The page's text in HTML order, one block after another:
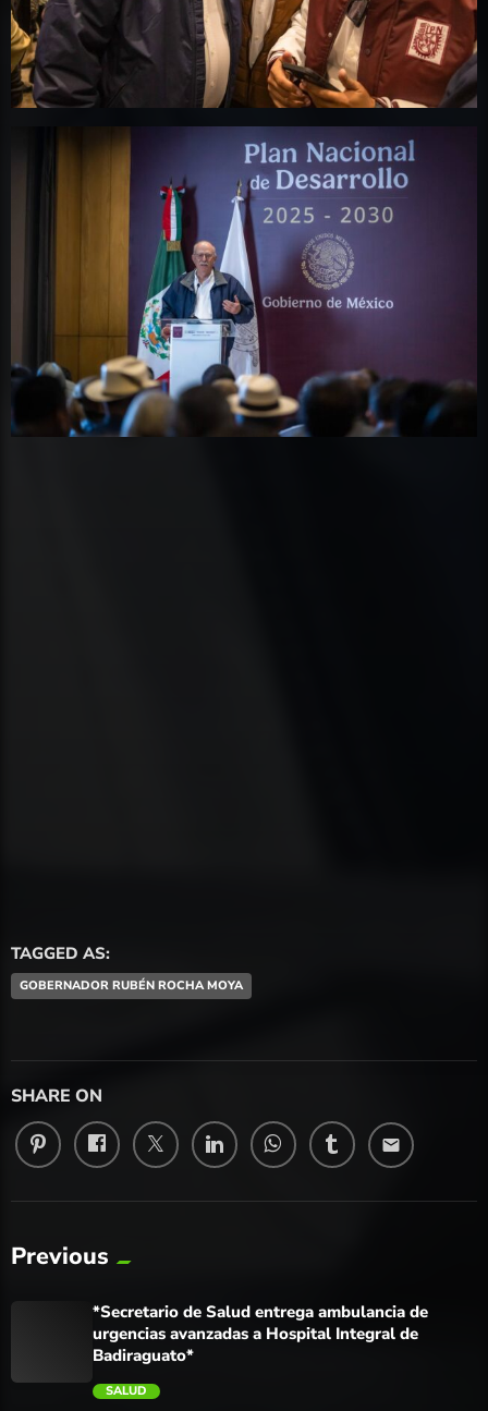
TAGGED AS:
GOBERNADOR RUBÉN ROCHA MOYA
SHARE ON
email
Previous
*Secretario de Salud entrega ambulancia de
urgencias avanzadas a Hospital Integral de
Badiraguato*
SALUD